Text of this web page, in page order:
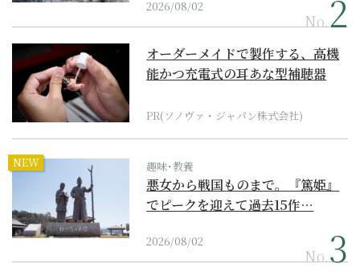
2026/08/02
No.
オーダーメイドで製作する、高機
能かつ充電式の耳あな型補聴器
PR(ソノヴァ・ジャパン株式会社)
NEW 趣味･教養
悪女から戦国ものまで。『篤姫』
でピークを迎えて過去15作…
2026/08/02
No.